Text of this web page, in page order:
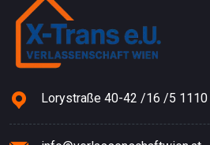
Lorystraße 40-42 /16 /5 1110